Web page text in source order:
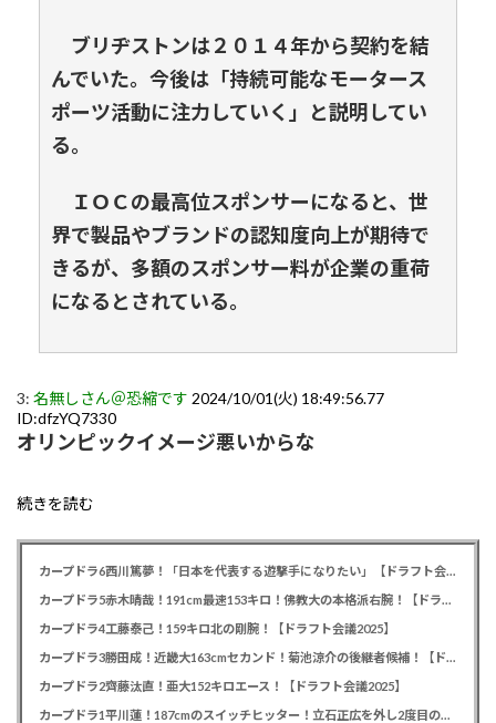
ブリヂストンは２０１４年から契約を結
んでいた。今後は「持続可能なモータース
ポーツ活動に注力していく」と説明してい
る。
ＩＯＣの最高位スポンサーになると、世
界で製品やブランドの認知度向上が期待で
きるが、多額のスポンサー料が企業の重荷
になるとされている。
3: 名無しさん＠恐縮です 2024/10/01(火) 18:49:56.77
ID:dfzYQ7330
オリンピックイメージ悪いからな
続きを読む
カープドラ6西川篤夢！「日本を代表する遊撃手になりたい」【ドラフト会議2025】
カープドラ5赤木晴哉！191cm最速153キロ！佛教大の本格派右腕！【ドラフト会議2025】
カープドラ4工藤泰己！159キロ北の剛腕！【ドラフト会議2025】
カープドラ3勝田成！近畿大163cmセカンド！菊池涼介の後継者候補！【ドラフト会議2025】
カープドラ2齊藤汰直！亜大152キロエース！【ドラフト会議2025】
カープドラ1平川蓮！187cmのスイッチヒッター！立石正広を外し2度目の重複も新井監督がクジを引き当てる！【ドラフト会議2025】